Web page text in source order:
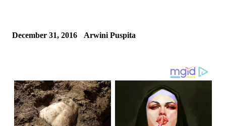
December 31, 2016 Arwini Puspita